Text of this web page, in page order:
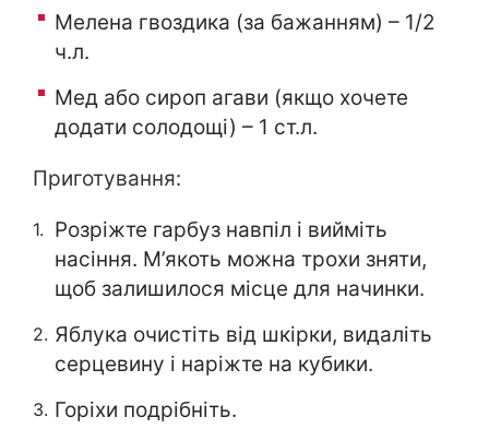
Мелена гвоздика (за бажанням) – 1/2
ч.л.
Мед або сироп агави (якщо хочете
додати солодощі) – 1 ст.л.
Приготування:
Розріжте гарбуз навпіл і вийміть
насіння. М’якоть можна трохи зняти,
щоб залишилося місце для начинки.
Яблука очистіть від шкірки, видаліть
серцевину і наріжте на кубики.
Горіхи подрібніть.